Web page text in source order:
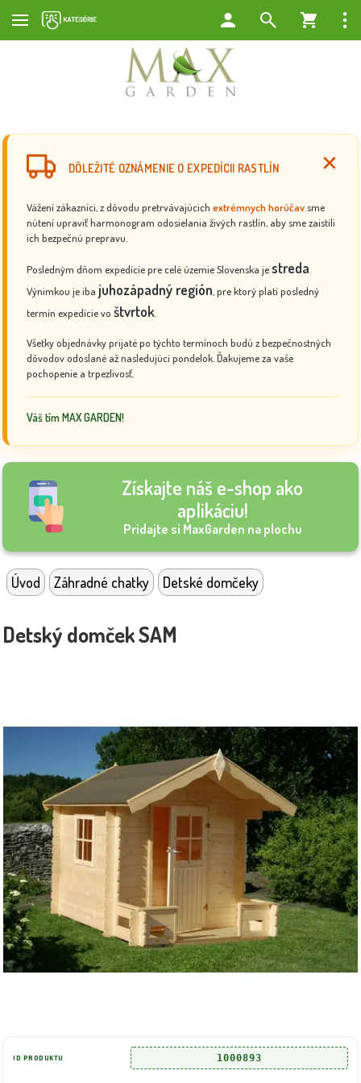
DÔLEŽITÉ OZNÁMENIE O EXPEDÍCII RASTLÍN
Vážení zákazníci, z dôvodu pretrvávajúcich extrémnych horúčav sme
nútení upraviť harmonogram odosielania živých rastlín, aby sme zaistili
ich bezpečnú prepravu.
Posledným dňom expedície pre celé územie Slovenska jestreda
Výnimkou je iba juhozápadný región , pre ktorý platí posledný
termín expedície vo štvrtok
Všetky objednávky prijaté po týchto termínoch budú z bezpečnostných
dôvodov odoslané až nasledujúci pondelok. Ďakujeme za vaše
pochopenie a trpezlivosť.
Váš tím MAX GARDEN!
Získajte náš e-shop ako
aplikáciu!
Pridajte si MaxGarden na plochu
Úvod Záhradné chatky Detské domčeky
Detský domček SAM
ID PRODUKTU 1000893